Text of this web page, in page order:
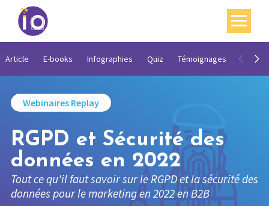
Vos enjeux
Académie
Ressources
Agenda
Contact
Article E-books Infographies Quiz Témoignages Vidéos
Webinaires Replay
RGPD et Sécurité des
données en 2022
Tout ce qu'il faut savoir sur le RGPD et la sécurité des
données pour le marketing en 2022 en B2B